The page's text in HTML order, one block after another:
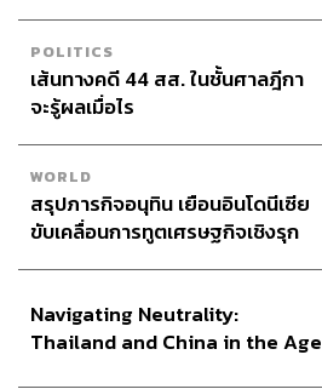
POLITICS
เส้นทางคดี 44 สส. ในชั้นศาลฎีกา
จะรู้ผลเมื่อไร
WORLD
สรุปภารกิจอนุทิน เยือนอินโดนีเซีย
ขับเคลื่อนการทูตเศรษฐกิจเชิงรุก
Navigating Neutrality:
Thailand and China in the Age